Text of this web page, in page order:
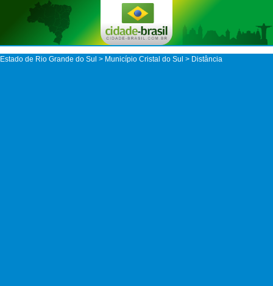
Estado de Rio Grande do Sul > Município Cristal do Sul > Distância